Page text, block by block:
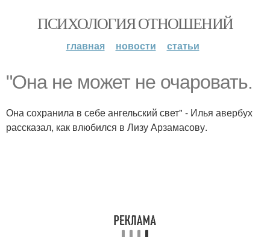
ПСИХОЛОГИЯ ОТНОШЕНИЙ
главная новости статьи
"Она не может не очаровать.
Она сохранила в себе ангельский свет" - Илья авербух
рассказал, как влюбился в Лизу Арзамасову.